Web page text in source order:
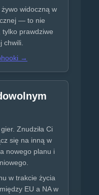
widoczną w
— to nie
tylko prawdziwe
chwili.
→
Znudziła Ci
się na inną w
nowego planu i
w trakcie życia
EU a NA w